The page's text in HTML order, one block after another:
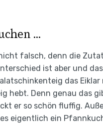
…
falsch, denn die
ist aber und
das
hebt. Denn genau das
er so schön fluffig.
eigentlich ein